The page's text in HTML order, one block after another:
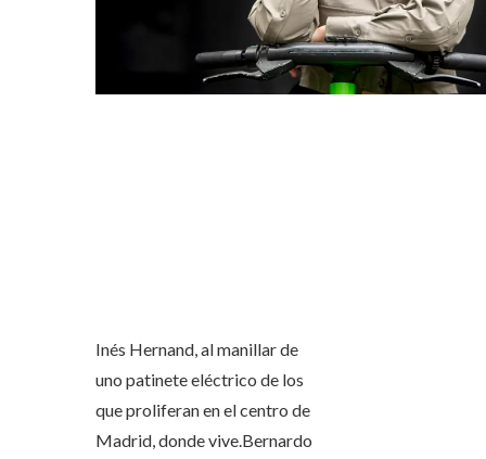
Inés Hernand, al manillar de
uno patinete eléctrico de los
que proliferan en el centro de
Madrid, donde vive.Bernardo